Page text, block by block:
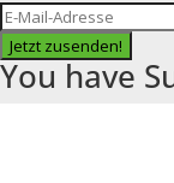
Jetzt zusenden!
You have